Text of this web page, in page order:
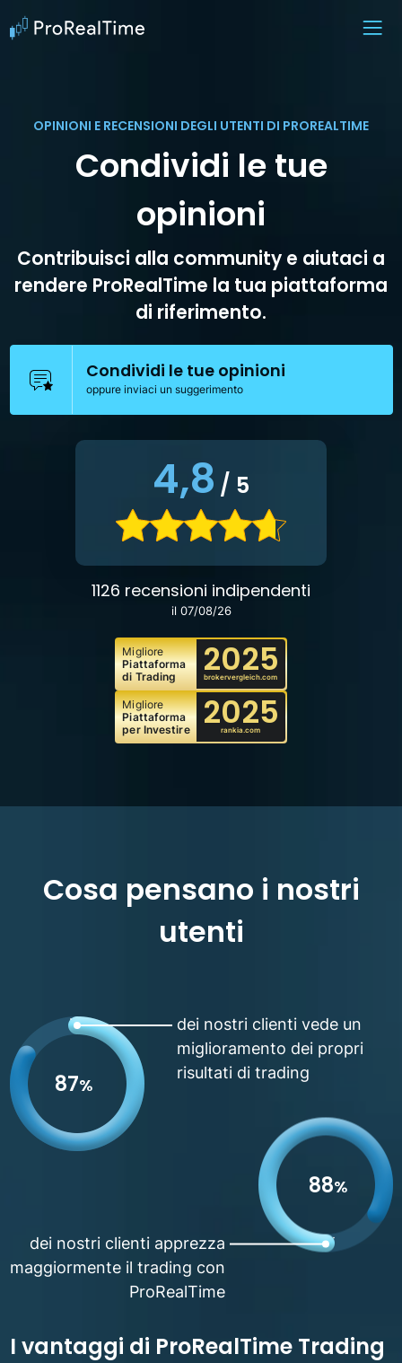
OPINIONI E RECENSIONI DEGLI UTENTI DI PROREALTIME
Condividi le tue
opinioni
Contribuisci alla community e aiutaci a
rendere ProRealTime la tua piattaforma
di riferimento.
Condividi le tue opinioni
oppure inviaci un suggerimento
4,8 / 5
1126 recensioni indipendenti
il 07/08/26
Migliore
Piattaforma
di Trading
2025
brokervergleich.com
Migliore
Piattaforma
per Investire
2025
rankia.com
Cosa pensano i nostri
utenti
87%
dei nostri clienti vede un
miglioramento dei propri
risultati di trading
dei nostri clienti apprezza
maggiormente il trading con
ProRealTime
88%
I vantaggi di ProRealTime Trading